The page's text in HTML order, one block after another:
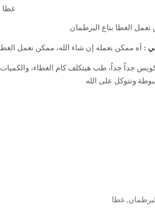
غطا
الغطا بتاع البرطمان
: آه ممكن نعمله إن شاء الله، ممكن نعمل
جداً جداً، طب هيتكلف كام الغطاء،
ونتوكل على الله
البرطمان,غطا